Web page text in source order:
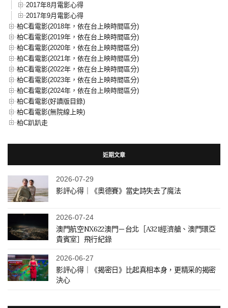
2017年8月電影心得
2017年9月電影心得
柏C看電影(2018年，依在台上映時間區分)
柏C看電影(2019年，依在台上映時間區分)
柏C看電影(2020年，依在台上映時間區分)
柏C看電影(2021年，依在台上映時間區分)
柏C看電影(2022年，依在台上映時間區分)
柏C看電影(2023年，依在台上映時間區分)
柏C看電影(2024年，依在台上映時間區分)
柏C看電影(好讀版目錄)
柏C看電影(無院線上映)
柏C趴趴走
近期文章
2026-07-29
影評心得｜《奧德賽》當史詩失去了魔法
2026-07-24
澳門航空NX622澳門－台北［A321經濟艙、澳門環亞
貴賓室］飛行紀錄
2026-06-27
影評心得｜《揭密日》比起真相本身，更精采的揭密
決心